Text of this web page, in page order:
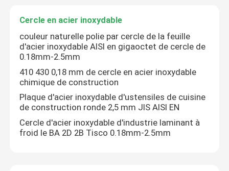
Contrôle de qualité
Contactez-nous
Demandez une citation
Bande de bobine en acier inoxydable
Cercle en acier inoxydable
couleur naturelle polie par cercle de la feuille
d'acier inoxydable AISI en gigaoctet de cercle de
0.18mm-2.5mm
410 430 0,18 mm de cercle en acier inoxydable
chimique de construction
Plaque d'acier inoxydable d'ustensiles de cuisine
de construction ronde 2,5 mm JIS AISI EN
Cercle d'acier inoxydable d'industrie laminant à
froid le BA 2D 2B Tisco 0.18mm-2.5mm